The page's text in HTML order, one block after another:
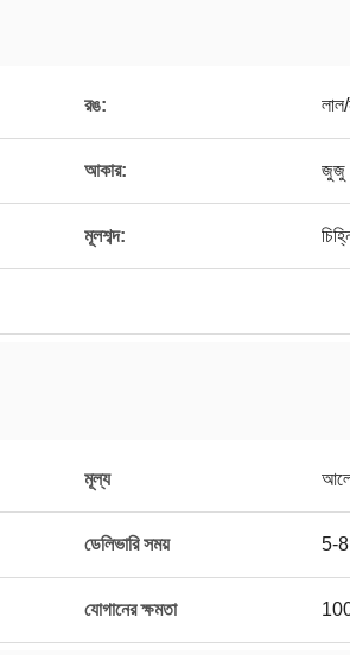
রঙ:
আকার: জুজু
মূলশব্দ:
মূল্য
ডেলিভারি সময় 5-8
যোগানের ক্ষমতা